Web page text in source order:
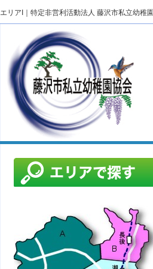
エリアI｜特定非営利活動法人 藤沢市私立幼稚
エリアで探す